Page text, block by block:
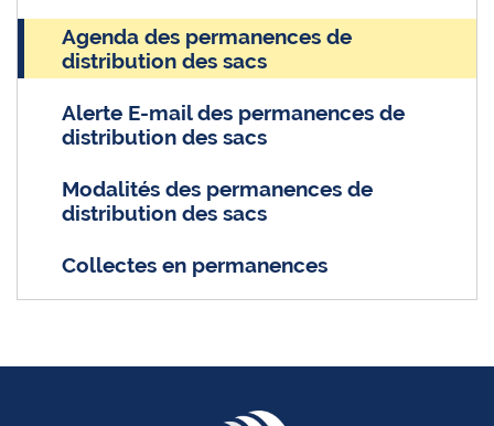
Agenda des permanences de
distribution des sacs
Alerte E-mail des permanences de
distribution des sacs
Modalités des permanences de
distribution des sacs
Collectes en permanences